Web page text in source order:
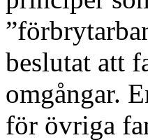
beslutat att
omgångar.
för övriga